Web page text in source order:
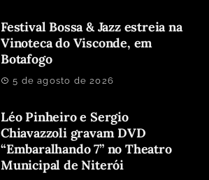
Festival Bossa & Jazz estreia na
Vinoteca do Visconde, em
Botafogo
5 de agosto de 2026
Léo Pinheiro e Sergio
Chiavazzoli gravam DVD
“Embaralhando 7” no Theatro
Municipal de Niterói